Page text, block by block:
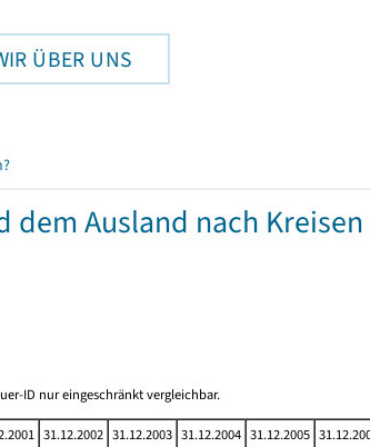
ÜBER UNS
dem Ausland nach Kreisen
ID nur eingeschränkt vergleichbar.
31.12.2002 31.12.2003 31.12.2004 31.12.2005